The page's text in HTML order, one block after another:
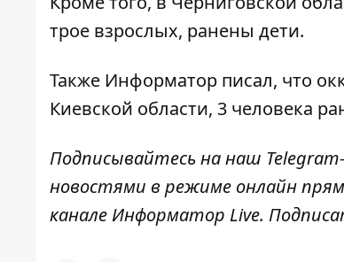
трое взрослых, ранены дети.
Также Информатор писал, что
Киевской области, 3 человека
Подписывайтесь на наш
новостями в режиме онлайн
канале Информатор Live.